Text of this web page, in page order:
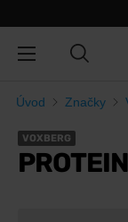
Úvod Značky
VOXBERG